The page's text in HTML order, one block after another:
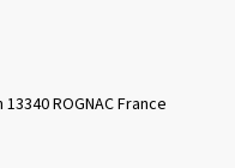
13340 ROGNAC France